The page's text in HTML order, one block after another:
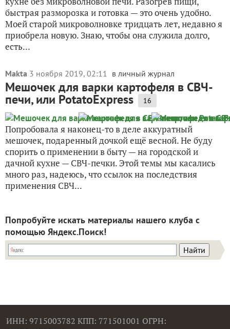
быстрая разморозка и готовка — это очень удобно.
Моей старой микроволновке тридцать лет, недавно я
приобрела новую. Знаю, чтобы она служила долго,
есть...
Makta 3 ноября 2019, 02:11 в личный журнал
Мешочек для варки картофеля в СВЧ-
печи, или PotatoExpress 16
Попробовала я наконец-то в деле аккуратный
мешочек, подаренный дочкой ещё весной. Не буду
спорить о применении в быту — на городской и
дачной кухне — СВЧ-печки. Этой темы мы касались
много раз, надеюсь, что ссылок на последствия
применения СВЧ...
Попробуйте искать материалы нашего клуба с
помощью Яндекс.Поиск!
ИНН: 9715003782 КПП: 771501001 ОГРН: